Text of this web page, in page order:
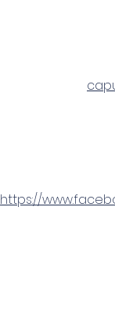
https://